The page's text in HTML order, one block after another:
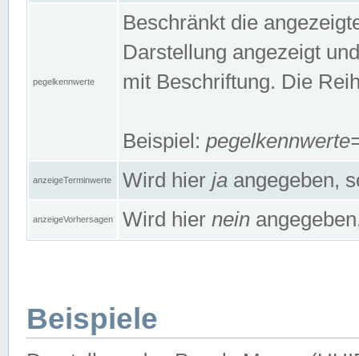
pegelkennwerte
Beschränkt die
Darstellung angezeigt
mit Beschriftung. Die
Beispiel:
anzeigeTerminwerte Wird hier ja angegeben,
anzeigeVorhersagen Wird hier nein
Beispiele